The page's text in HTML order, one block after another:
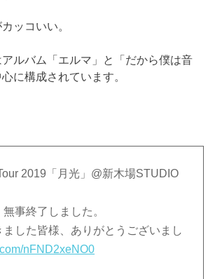
ッコいい。
ルバム「エルマ」と「だから僕は音
に構成されています。
2019「月光」@新木場STUDIO
事終了しました。
した皆様、ありがとうございまし
nFND2xeNO0